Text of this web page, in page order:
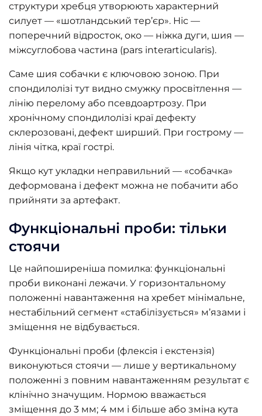
структури хребця утворюють характерний
силует — «шотландський тер’єр». Ніс —
поперечний відросток, око — ніжка дуги, шия —
міжсуглобова частина (pars interarticularis).
Саме шия собачки є ключовою зоною. При
спондилолізі тут видно смужку просвітлення —
лінію перелому або псевдоартрозу. При
хронічному спондилолізі краї дефекту
склерозовані, дефект ширший. При гострому —
лінія чітка, краї гострі.
Якщо кут укладки неправильний — «собачка»
деформована і дефект можна не побачити або
прийняти за артефакт.
Функціональні проби: тільки
стоячи
Це найпоширеніша помилка: функціональні
проби виконані лежачи. У горизонтальному
положенні навантаження на хребет мінімальне,
нестабільний сегмент «стабілізується» м’язами і
зміщення не відбувається.
Функціональні проби (флексія і екстензія)
виконуються стоячи — лише у вертикальному
положенні з повним навантаженням результат є
клінічно значущим. Нормою вважається
зміщення до 3 мм; 4 мм і більше або зміна кута